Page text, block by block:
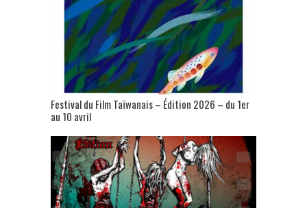
Festival du Film Taïwanais – Édition 2026 – du 1er
au 10 avril